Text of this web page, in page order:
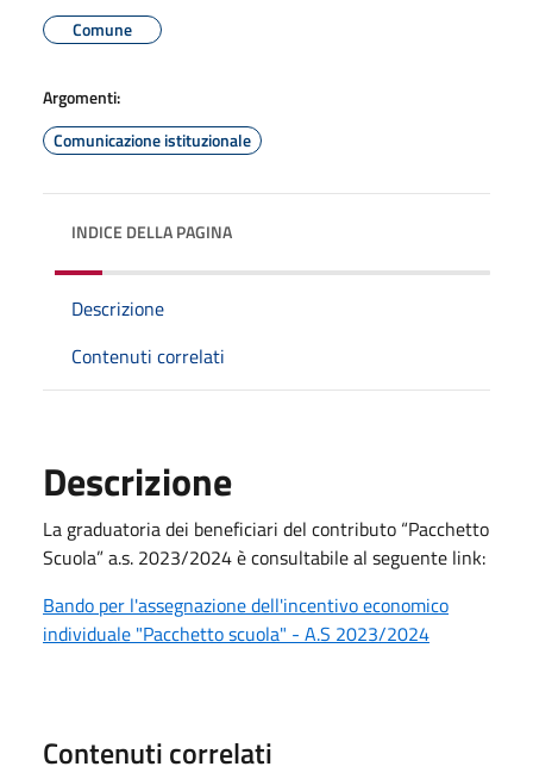
Comune
Argomenti:
Comunicazione istituzionale
INDICE DELLA PAGINA
Descrizione
Contenuti correlati
Descrizione
La graduatoria dei beneficiari del contributo “Pacchetto
Scuola” a.s. 2023/2024 è consultabile al seguente link:
Bando per l'assegnazione dell'incentivo economico
individuale "Pacchetto scuola" - A.S 2023/2024
Contenuti correlati